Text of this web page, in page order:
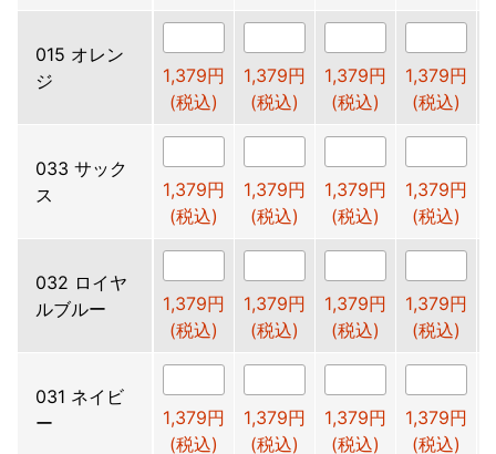
015 オレン
ジ
1,379円
(税込)
1,379円
(税込)
1,379円
(税込)
1,379円
(税込)
033 サック
ス
1,379円
(税込)
1,379円
(税込)
1,379円
(税込)
1,379円
(税込)
032 ロイヤ
ルブルー
1,379円
(税込)
1,379円
(税込)
1,379円
(税込)
1,379円
(税込)
031 ネイビ
ー
1,379円
(税込)
1,379円
(税込)
1,379円
(税込)
1,379円
(税込)